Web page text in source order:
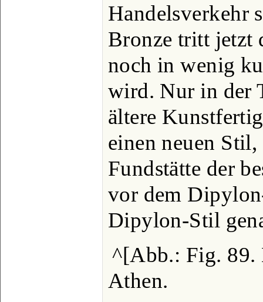
Handelsverkehr
Bronze tritt jetzt
noch in wenig
wird. Nur in der
ältere
einen neuen
Fundstätte der
vor dem
Dipylon-Stil
^[Abb.: Fig. 89.
Athen.